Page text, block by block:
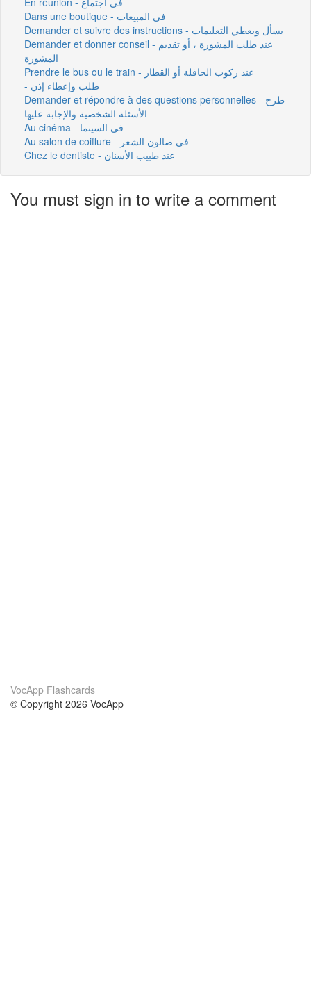
Dans une boutique - في المبيعات
Demander et suivre des instructions - يسأل ويعطي التعليمات
Demander et donner conseil - عند طلب المشورة ، أو تقديم
المشورة
Prendre le bus ou le train - عند ركوب الحافلة أو القطار
- طلب وإعطاء إذن
Demander et répondre à des questions personnelles - طرح
الأسئلة الشخصية والإجابة عليها
Au cinéma - في السينما
Au salon de coiffure - في صالون الشعر
Chez le dentiste - عند طبيب الأسنان
You must sign in to write a comment
VocApp Flashcards
© Copyright 2026 VocApp